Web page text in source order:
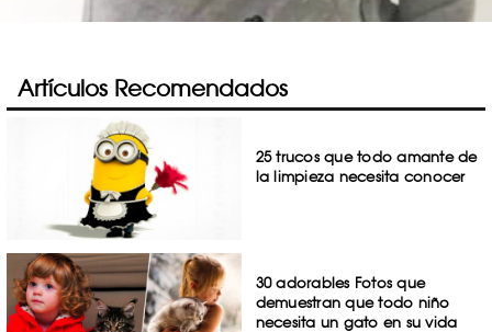
Artículos Recomendados
25 trucos que todo amante de
la limpieza necesita conocer
30 adorables Fotos que
demuestran que todo niño
necesita un gato en su vida